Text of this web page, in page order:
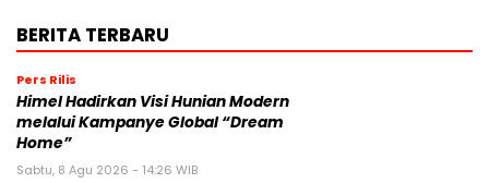
BERITA TERBARU
Pers Rilis
Himel Hadirkan Visi Hunian Modern
melalui Kampanye Global “Dream
Home”
Sabtu, 8 Agu 2026 - 14:26 WIB